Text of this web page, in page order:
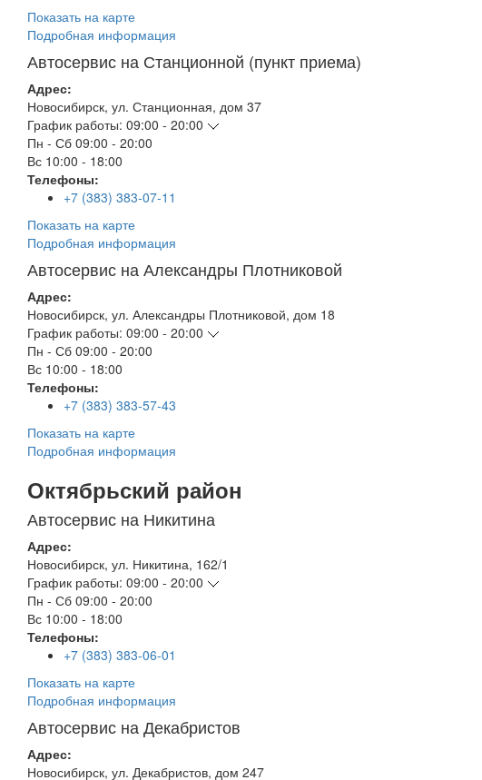
Показать на карте
Подробная информация
Автосервис на Станционной (пункт приема)
Адрес:
Новосибирск, ул. Станционная, дом 37
График работы: 09:00 - 20:00
Пн - Сб 09:00 - 20:00
Вс 10:00 - 18:00
Телефоны:
+7 (383) 383-07-11
Показать на карте
Подробная информация
Автосервис на Александры Плотниковой
Адрес:
Новосибирск, ул. Александры Плотниковой, дом 18
График работы: 09:00 - 20:00
Пн - Сб 09:00 - 20:00
Вс 10:00 - 18:00
Телефоны:
+7 (383) 383-57-43
Показать на карте
Подробная информация
Октябрьский район
Автосервис на Никитина
Адрес:
Новосибирск, ул. Никитина, 162/1
График работы: 09:00 - 20:00
Пн - Сб 09:00 - 20:00
Вс 10:00 - 18:00
Телефоны:
+7 (383) 383-06-01
Показать на карте
Подробная информация
Автосервис на Декабристов
Адрес:
Новосибирск, ул. Декабристов, дом 247